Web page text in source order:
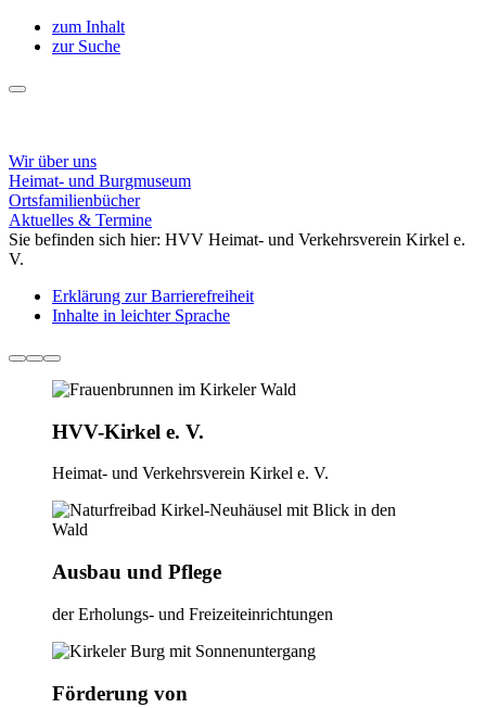
zum Inhalt
zur Suche
Wir über uns
Heimat- und Burgmuseum
Ortsfamilienbücher
Aktuelles & Termine
Sie befinden sich hier: HVV Heimat- und Verkehrsverein Kirkel e.
V.
Erklärung zur Barrierefreiheit
Inhalte in leichter Sprache
HVV-Kirkel e. V.
Heimat- und Verkehrsverein Kirkel e. V.
Ausbau und Pflege
der Erholungs- und Freizeiteinrichtungen
Förderung von